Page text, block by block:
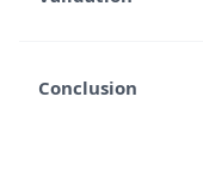
Conclusion